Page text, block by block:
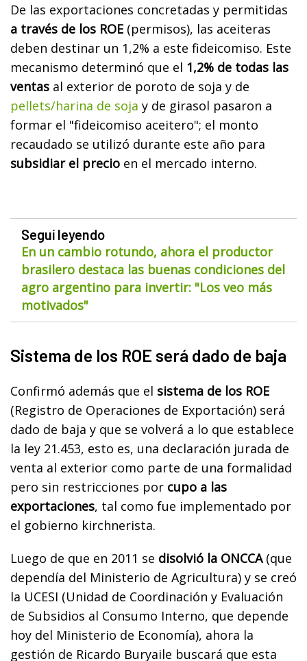
De las exportaciones concretadas y permitidas
a través de los ROE (permisos), las aceiteras
deben destinar un 1,2% a este fideicomiso. Este
mecanismo determinó que el 1,2% de todas las
ventas al exterior de poroto de soja y de
pellets/harina de soja y de girasol pasaron a
formar el "fideicomiso aceitero"; el monto
recaudado se utilizó durante este año para
subsidiar el precio en el mercado interno.
Seguí leyendo
En un cambio rotundo, ahora el productor
brasilero destaca las buenas condiciones del
agro argentino para invertir: "Los veo más
motivados"
Sistema de los ROE será dado de baja
Confirmó además que el sistema de los ROE
(Registro de Operaciones de Exportación) será
dado de baja y que se volverá a lo que establece
la ley 21.453, esto es, una declaración jurada de
venta al exterior como parte de una formalidad
pero sin restricciones por cupo a las
exportaciones, tal como fue implementado por
el gobierno kirchnerista.
Luego de que en 2011 se disolvió la ONCCA(que
dependía del Ministerio de Agricultura) y se creó
la UCESI (Unidad de Coordinación y Evaluación
de Subsidios al Consumo Interno, que depende
hoy del Ministerio de Economía), ahora la
gestión de Ricardo Buryaile buscará que esta